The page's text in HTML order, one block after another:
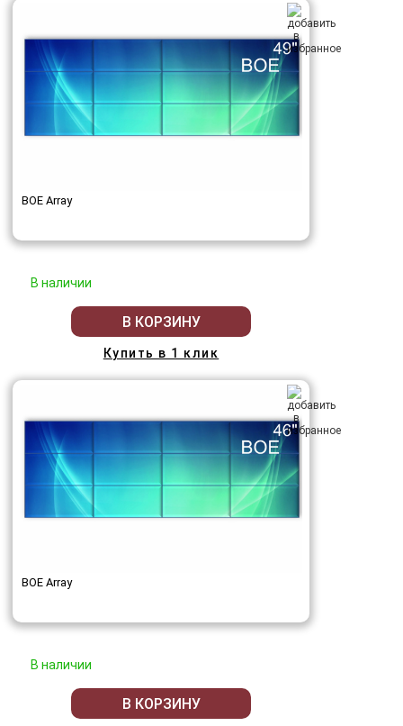
BOE Array
В наличии
В КОРЗИНУ
Купить в 1 клик
BOE Array
В наличии
В КОРЗИНУ